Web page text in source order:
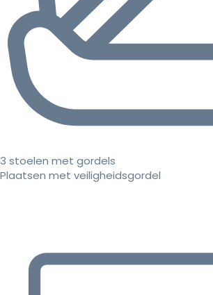
3 stoelen met gordels
Plaatsen met veiligheidsgordel